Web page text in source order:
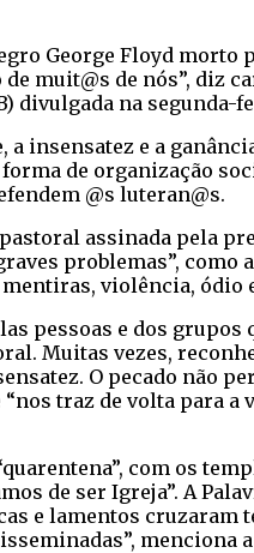
George Floyd
muit@s de nós”, diz
divulgada na segunda-
insensatez e a
de organização
@s luteran@s.
assinada pela
problemas”,
violência, ódio
pessoas e dos
Muitas vezes,
O pecado não
traz de volta para a
com os
de ser Igreja”. A
e lamentos
menciona